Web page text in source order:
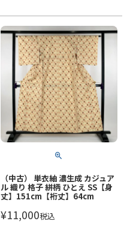
（中古） 単衣紬 濃生成 カジュア
ル 織り 格子 絣柄 ひとえ SS【身
丈】151cm【裄丈】64cm
¥11,000税込